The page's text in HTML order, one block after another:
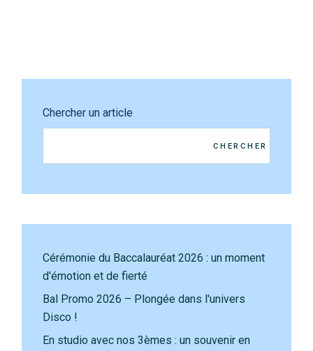
Chercher un article
CHERCHER
Cérémonie du Baccalauréat 2026 : un moment
d'émotion et de fierté
Bal Promo 2026 – Plongée dans l'univers
Disco !
En studio avec nos 3èmes : un souvenir en